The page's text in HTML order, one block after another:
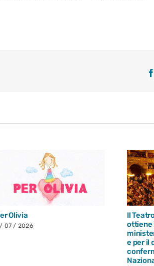
Olivia
07 / 2026
Il
ottiene
e per il